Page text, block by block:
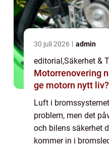
30 juli 2026 admin
editorial,Säkerhet &
Motorrenovering när lönar det sig att
ge motorn nytt liv?
Luft i
problem, men det
och bilens säkerhet
kommer in i